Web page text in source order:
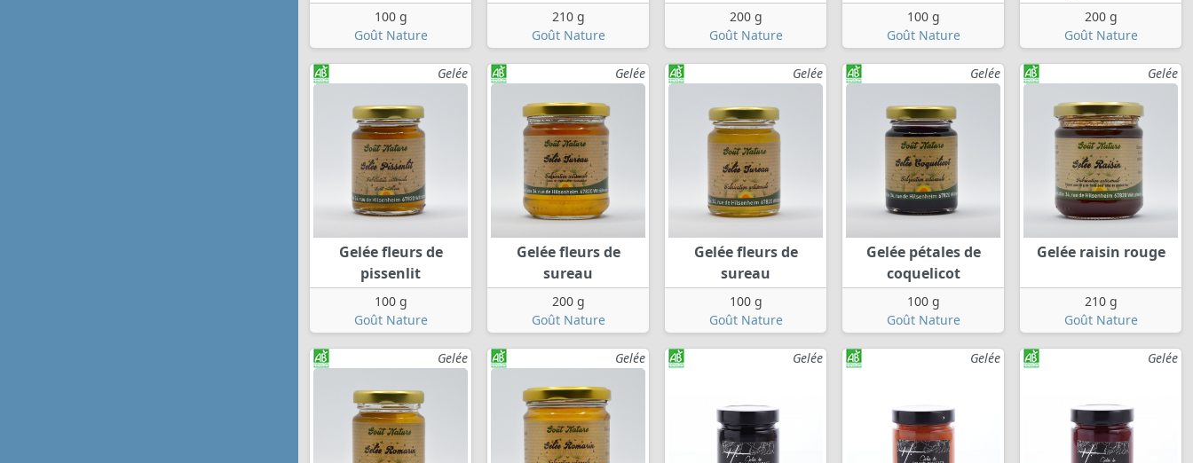
100 g
Goût Nature
210 g
Goût Nature
200 g
Goût Nature
100 g
Goût Nature
200 g
Goût Nature
Gelée
Gelée fleurs de
pissenlit
100 g
Goût Nature
Gelée
Gelée fleurs de
sureau
200 g
Goût Nature
Gelée
Gelée fleurs de
sureau
100 g
Goût Nature
Gelée
Gelée pétales de
coquelicot
100 g
Goût Nature
Gelée
Gelée raisin rouge
210 g
Goût Nature
Gelée Gelée Gelée Gelée Gelée